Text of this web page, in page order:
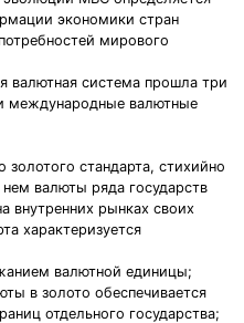
экономики стран
мирового
валютная система прошла три
международные валютные
золотого стандарта, стихийно
валюты ряда государств
внутренних рынках своих
характеризуется
валютной единицы;
в золото обеспечивается
отдельного государства;